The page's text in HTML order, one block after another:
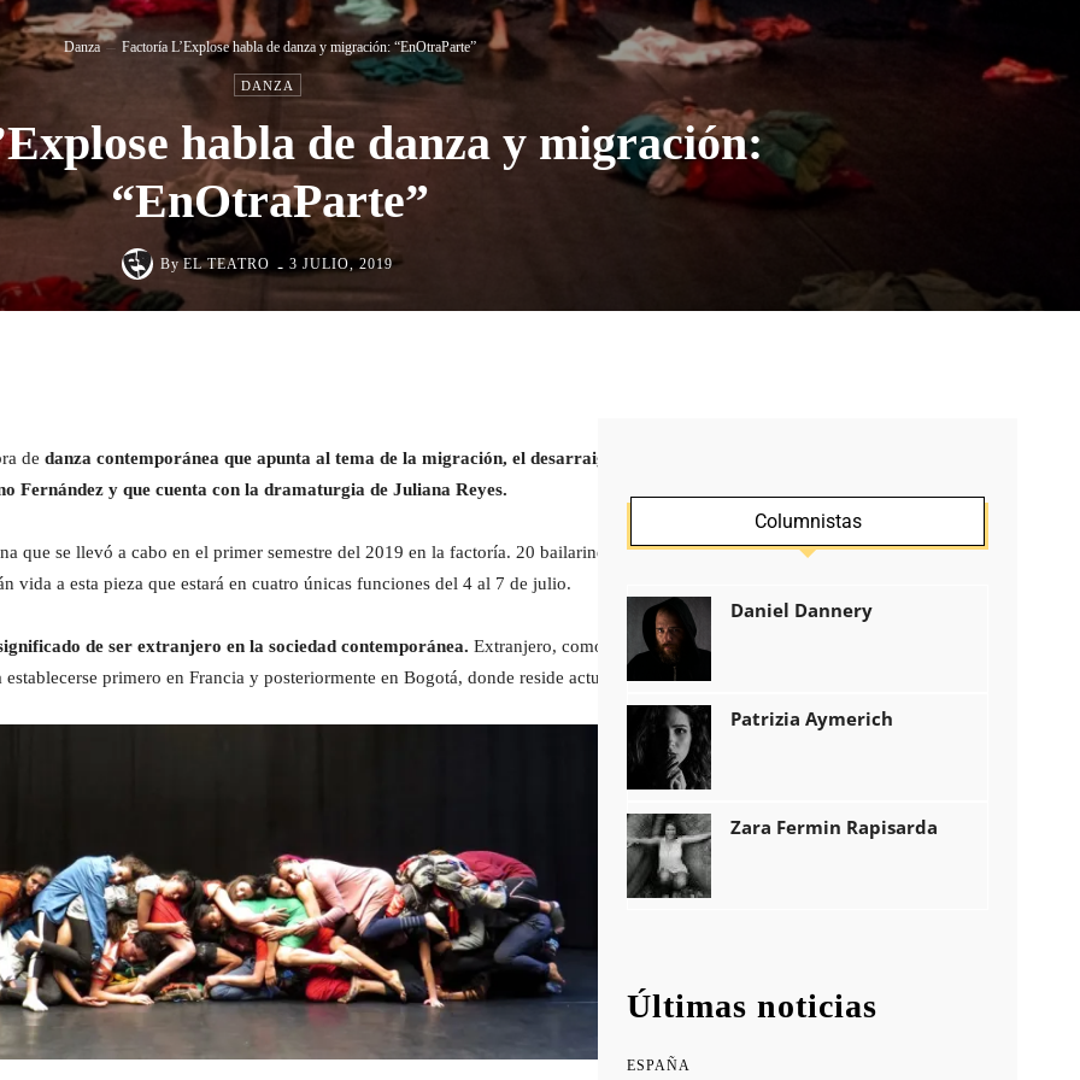
Danza Factoría L’Explose habla de danza y migración: “EnOtraParte”
DANZA
habla de danza y migración:
“EnOtraParte”
By EL TEATRO - 3 JULIO, 2019
de danza contemporánea que apunta al tema de la migración, el desarraigo y la búsqueda de identidad.
Fernández y que cuenta con la dramaturgia de Juliana Reyes.
que se llevó a cabo en el primer semestre del 2019 en la factoría. 20 bailarines, actores y artistas emergentes
vida a esta pieza que estará en cuatro únicas funciones del 4 al 7 de julio.
de ser extranjero en la sociedad contemporánea. Extranjero, como lo ha sido él desde hace más
primero en Francia y posteriormente en Bogotá, donde reside actualmente.
Columnistas
Daniel Dannery
Patrizia Aymerich
Zara Fermin Rapisarda
Últimas noticias
ESPAÑA